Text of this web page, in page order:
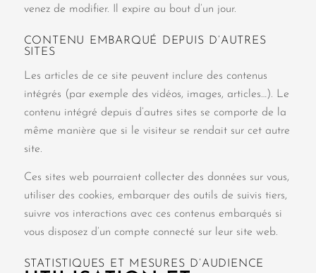
venez de modifier. Il expire au bout d’un jour.
CONTENU EMBARQUÉ DEPUIS D’AUTRES
SITES
Les articles de ce site peuvent inclure des contenus
intégrés (par exemple des vidéos, images, articles…). Le
contenu intégré depuis d’autres sites se comporte de la
même manière que si le visiteur se rendait sur cet autre
site.
Ces sites web pourraient collecter des données sur vous,
utiliser des cookies, embarquer des outils de suivis tiers,
suivre vos interactions avec ces contenus embarqués si
vous disposez d’un compte connecté sur leur site web.
STATISTIQUES ET MESURES D’AUDIENCE